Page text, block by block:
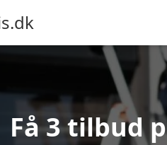
Få 3 tilbud